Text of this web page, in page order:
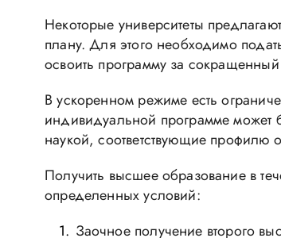
Некоторые университеты
плану. Для этого необходимо
освоить программу за
В ускоренном режиме есть
индивидуальной программе может
наукой, соответствующие профилю
Получить высшее образование в
определенных условий:
Заочное получение второго